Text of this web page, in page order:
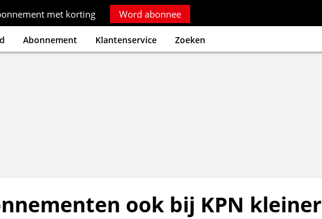
met korting Word abonnee
Abonnement Klantenservice Zoeken
ook bij KPN kleiner